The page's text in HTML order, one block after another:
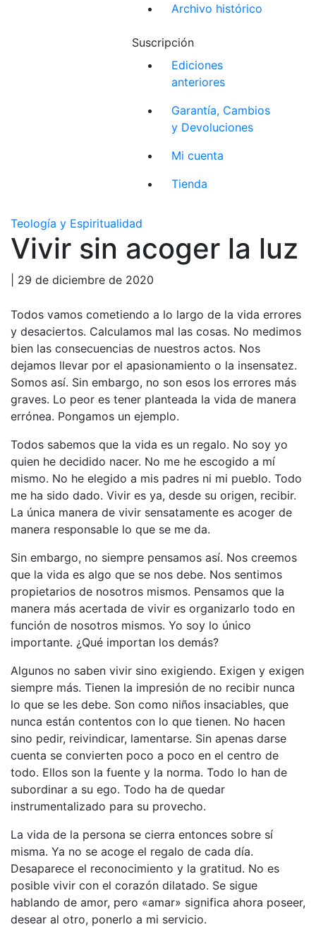
Archivo histórico
Suscripción
Ediciones
anteriores
Garantía, Cambios
y Devoluciones
Mi cuenta
Tienda
Teología y Espiritualidad
Vivir sin acoger la luz
| 29 de diciembre de 2020
Todos vamos cometiendo a lo largo de la vida errores
y desaciertos. Calculamos mal las cosas. No medimos
bien las consecuencias de nuestros actos. Nos
dejamos llevar por el apasionamiento o la insensatez.
Somos así. Sin embargo, no son esos los errores más
graves. Lo peor es tener planteada la vida de manera
errónea. Pongamos un ejemplo.
Todos sabemos que la vida es un regalo. No soy yo
quien he decidido nacer. No me he escogido a mí
mismo. No he elegido a mis padres ni mi pueblo. Todo
me ha sido dado. Vivir es ya, desde su origen, recibir.
La única manera de vivir sensatamente es acoger de
manera responsable lo que se me da.
Sin embargo, no siempre pensamos así. Nos creemos
que la vida es algo que se nos debe. Nos sentimos
propietarios de nosotros mismos. Pensamos que la
manera más acertada de vivir es organizarlo todo en
función de nosotros mismos. Yo soy lo único
importante. ¿Qué importan los demás?
Algunos no saben vivir sino exigiendo. Exigen y exigen
siempre más. Tienen la impresión de no recibir nunca
lo que se les debe. Son como niños insaciables, que
nunca están contentos con lo que tienen. No hacen
sino pedir, reivindicar, lamentarse. Sin apenas darse
cuenta se convierten poco a poco en el centro de
todo. Ellos son la fuente y la norma. Todo lo han de
subordinar a su ego. Todo ha de quedar
instrumentalizado para su provecho.
La vida de la persona se cierra entonces sobre sí
misma. Ya no se acoge el regalo de cada día.
Desaparece el reconocimiento y la gratitud. No es
posible vivir con el corazón dilatado. Se sigue
hablando de amor, pero «amar» significa ahora poseer,
desear al otro, ponerlo a mi servicio.